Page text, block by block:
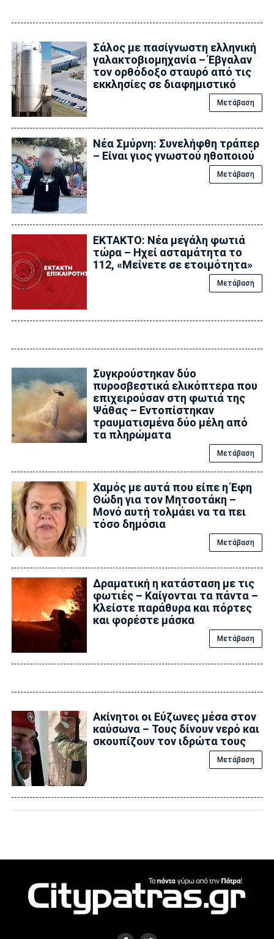
Σάλος με πασίγνωστη ελληνική
γαλακτοβιομηχανία – Έβγαλαν
τον ορθόδοξο σταυρό από τις
εκκλησίες σε διαφημιστικό
Μετάβαση
Νέα Σμύρνη: Συνελήφθη τράπερ
– Είναι γιος γνωστού ηθοποιού
Μετάβαση
EKTAKTO: Νέα μεγάλη φωτιά
τώρα – Ηχεί ασταμάτητα το
112, «Μείνετε σε ετοιμότητα»
Μετάβαση
Συγκρούστηκαν δύο
πυροσβεστικά ελικόπτερα που
επιχειρούσαν στη φωτιά της
Ψάθας – Εντοπίστηκαν
τραυματισμένα δύο μέλη από
τα πληρώματα
Μετάβαση
Χαμός με αυτά που είπε η Έφη
Θώδη για τον Μητσοτάκη –
Μονό αυτή τολμάει να τα πει
τόσο δημόσια
Μετάβαση
Δραματική η κατάσταση με τις
φωτιές – Καίγονται τα πάντα –
Κλείστε παράθυρα και πόρτες
και φορέστε μάσκα
Μετάβαση
Ακίνητοι οι Εύζωνες μέσα στον
καύσωνα – Τους δίνουν νερό και
σκουπίζουν τον ιδρώτα τους
Μετάβαση